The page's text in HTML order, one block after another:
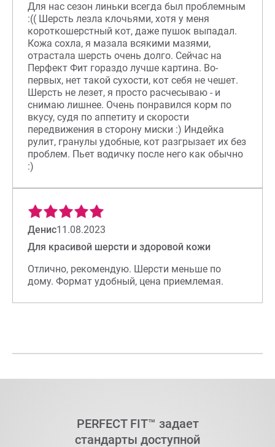
Для нас сезон линьки всегда был проблемным
:(( Шерсть лезла клочьями, хотя у меня
короткошерстный кот, даже пушок выпадал.
Кожа сохла, я мазала всякими мазями,
отрастала шерсть очень долго. Сейчас на
Перфект Фит гораздо лучше картина. Во-
первых, нет такой сухости, кот себя не чешет.
Шерсть не лезет, я просто расчесываю - и
снимаю лишнее. Очень понравился корм по
вкусу, судя по аппетиту и скорости
передвижения в сторону миски :) Индейка
рулит, гранулы удобные, кот разгрызает их без
проблем. Пьет водичку после него как обычно
:)
Денис11.08.2023
Для красивой шерсти и здоровой кожи
Отлично, рекомендую. Шерсти меньше по
дому. Формат удобный, цена приемлемая.
PERFECT FIT™ задает
стандарты доступной